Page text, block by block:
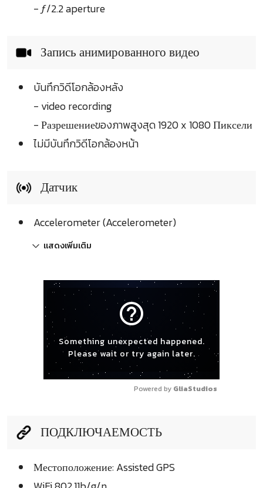
- ƒ/2.2 aperture
Запись анимированного видео
บันทึกวิดีโอกล้องหลัง
- video recording
- Разрешениеของภาพสูงสุด 1920 x 1080 Пиксели
ไม่มีบันทึกวิดีโอกล้องหน้า
Датчик
Accelerometer (Accelerometer)
แสดงเพิ่มเติม
help_outline
Something unexpected happened.
Please wait or try again later.
Powered by GliaStudios
ПОДКЛЮЧАЕМОСТЬ
Местоположение: Assisted GPS